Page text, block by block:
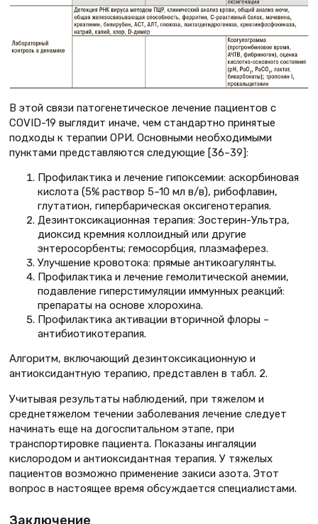
В этой связи патогенетическое лечение пациентов с
COVID-19 выглядит иначе, чем стандартно принятые
подходы к терапии ОРИ. Основными необходимыми
пунктами представляются следующие [36–39]:
Профилактика и лечение гипоксемии: аскорбиновая
кислота (5% раствор 5–10 мл в/в), рибофлавин,
глутатион, гипербарическая оксигенотерапия.
Дезинтоксикационная терапия: Зостерин-Ультра,
диоксид кремния коллоидный или другие
энтеросорбенты; гемосорбция, плазмаферез.
Улучшение кровотока: прямые антикоагулянты.
Профилактика и лечение гемолитической анемии,
подавление гиперстимуляции иммунных реакций:
препараты на основе хлорохина.
Профилактика активации вторичной флоры –
антибиотикотерапия.
Алгоритм, включающий дезинтоксикационную и
антиоксидантную терапию, представлен в табл. 2.
Учитывая результаты наблюдений, при тяжелом и
среднетяжелом течении заболевания лечение следует
начинать еще на догоспитальном этапе, при
транспортировке пациента. Показаны ингаляции
кислородом и антиоксидантная терапия. У тяжелых
пациентов возможно применение закиси азота. Этот
вопрос в настоящее время обсуждается специалистами.
Заключение